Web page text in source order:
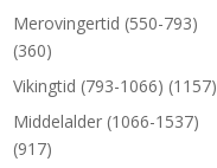
Merovingertid (550-793)
(360)
Vikingtid (793-1066) (1157)
Middelalder (1066-1537)
(917)